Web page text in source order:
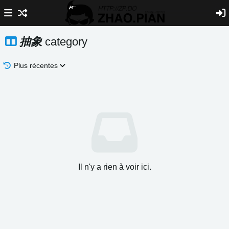
抽象category
Plus récentes
Il n'y a rien à voir ici.